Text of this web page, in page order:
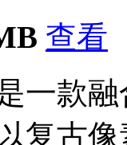
查看
一款
复古